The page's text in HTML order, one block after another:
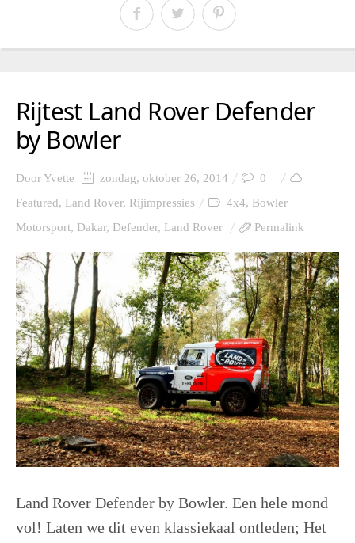
Rijtest Land Rover Defender
by Bowler
DoorYvette zondag, oktober 26, 2014
0
Featured, Land Rover, Rijimpressies 4x4, Bowler
Motorsport, Dakar, Defender, Land Rover Permalink
Land Rover Defender by Bowler. Een hele mond
vol! Laten we dit even klassiekaal ontleden; Het